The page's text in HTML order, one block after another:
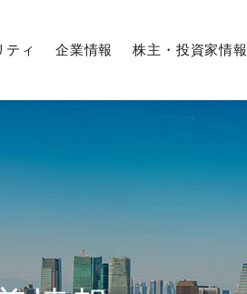
生産技術
農業事業
ティ
環境への取り組み
企業情報
企業行動憲章／フタバ行動指針
株主・投資家情報
株式の状況
株価情報
期間従業員採用